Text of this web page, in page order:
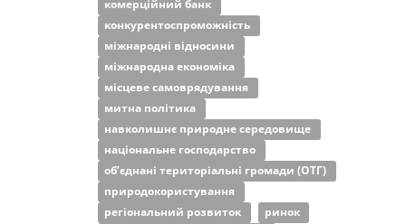
комерційний банк
конкурентоспроможність
міжнародні відносини
міжнародна економіка
місцеве самоврядування
митна політика
навколишнє природне середовище
національне господарство
об’єднані територіальні громади (ОТГ)
природокористування
регіональний розвиток
ринок